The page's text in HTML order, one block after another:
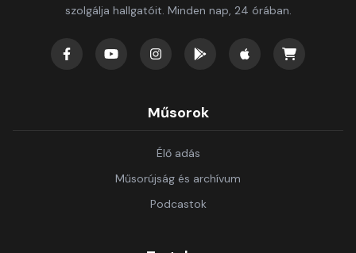
szolgálja hallgatóit. Minden nap, 24 órában.
Műsorok
Élő adás
Műsorújság és archívum
Podcastok